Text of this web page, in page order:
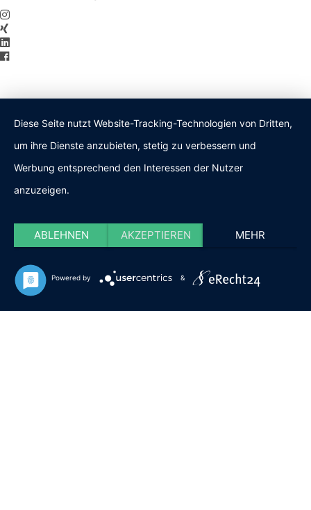
Diese Seite nutzt Website-Tracking-Technologien von Dritten,
um ihre Dienste anzubieten, stetig zu verbessern und
Werbung entsprechend den Interessen der Nutzer
anzuzeigen.
ABLEHNEN AKZEPTIEREN MEHR
Powered by &